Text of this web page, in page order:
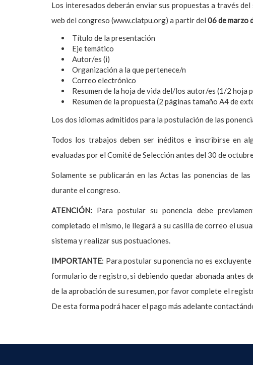
Los interesados deberán enviar sus propuestas a través
web del congreso (www.clatpu.org) a partir del 06 de marzo
Título de la presentación
Eje temático
Autor/es (i)
Organización a la que pertenece/n
Correo electrónico
Resumen de la hoja de vida del/los autor/es (1/2 hoja
Resumen de la propuesta (2 páginas tamaño A4 de
Los dos idiomas admitidos para la postulación de las
Todos los trabajos deben ser inéditos e inscribirse en
evaluadas por el Comité de Selección antes del 30 de
Solamente se publicarán en las Actas las ponencias de
durante el congreso.
ATENCIÓN: Para postular su ponencia debe
completado el mismo, le llegará a su casilla de correo el
sistema y realizar sus postuaciones.
IMPORTANTE: Para postular su ponencia no es
formulario de registro, si debiendo quedar abonada antes
de la aprobación de su resumen, por favor complete el
De esta forma podrá hacer el pago más adelante